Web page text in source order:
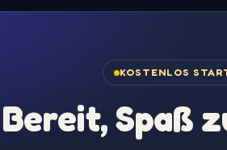
KOSTENLOS
Bereit, Spaß